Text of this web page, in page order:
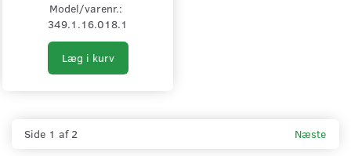
Model/varenr.:
349.1.16.018.1
Læg i kurv
Side 1 af 2 Næste